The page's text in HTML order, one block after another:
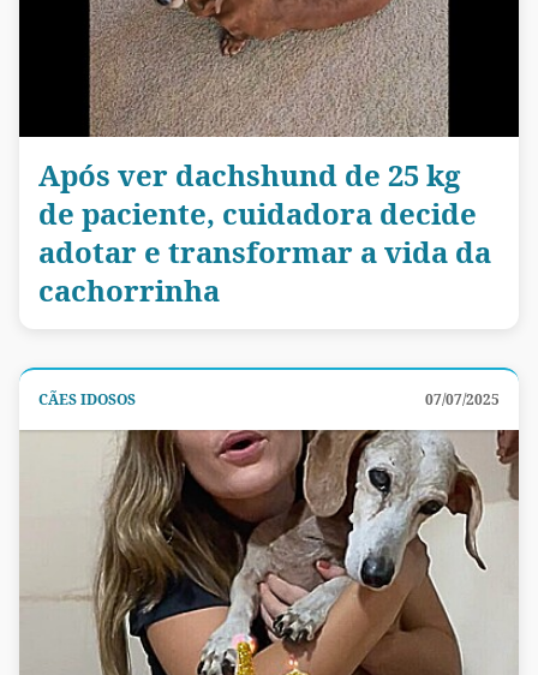
Após ver dachshund de 25 kg
de paciente, cuidadora decide
adotar e transformar a vida da
cachorrinha
CÃES IDOSOS 07/07/2025